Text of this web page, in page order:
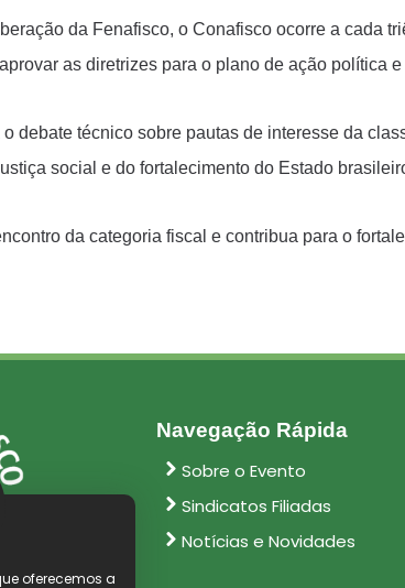
da Fenafisco, o Conafisco ocorre a cada
as diretrizes para o plano de ação
debate técnico sobre pautas de interesse da
social e do fortalecimento do Estado
da categoria fiscal e contribua para o
Navegação Rápida
Sobre o Evento
Sindicatos Filiadas
Notícias e Novidades
oferecemos a